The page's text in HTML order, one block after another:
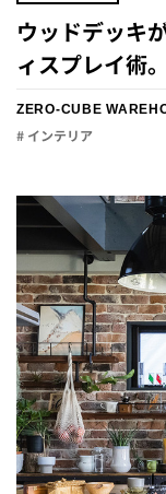
ウッドデッキ
ィスプレイ術。
ZERO-CUBE
# インテリア